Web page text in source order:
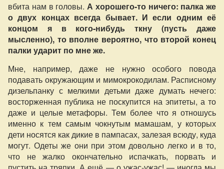
вбита нам в головы. А хорошего-то ничего: палка же
о двух концах всегда бывает. И если одним её
концом я в кого-нибудь ткну (пусть даже
мысленно), то вполне вероятно, что второй конец
палки ударит по мне же.
Мне, например, даже не нужно особого повода
подавать окружающим и мимокрокодилам. Расписному
дизельпанку с мелкими детьми даже думать нечего:
восторженная публика не поскупится на эпитеты, а то
даже и целые метафоры. Тем более что я отношусь
именно к тем самым чокнутым мамашам, у которых
дети носятся как дикие в пампасах, залезая всюду, куда
могут. Одеты же они при этом довольно легко и в то,
что не жалко окончательно испачкать, порвать и